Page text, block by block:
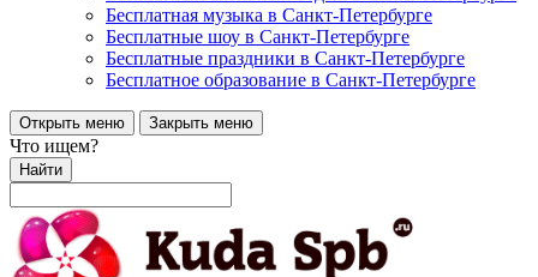
Бесплатная музыка в Санкт-Петербурге
Бесплатные шоу в Санкт-Петербурге
Бесплатные праздники в Санкт-Петербурге
Бесплатное образование в Санкт-Петербурге
Открыть меню Закрыть меню
Что ищем?
Найти